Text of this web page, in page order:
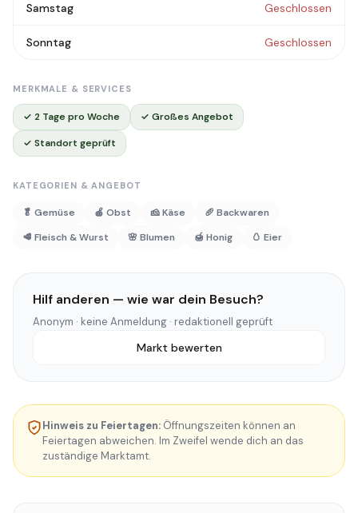
Samstag Geschlossen
Sonntag Geschlossen
MERKMALE & SERVICES
✓ 2 Tage pro Woche ✓ Großes Angebot
✓ Standort geprüft
KATEGORIEN & ANGEBOT
🥬 Gemüse 🍎 Obst 🧀 Käse
🥖 Backwaren
🥩 Fleisch & Wurst
🌸 Blumen 🍯 Honig 🥚 Eier
Hilf anderen — wie war dein Besuch?
Anonym · keine Anmeldung · redaktionell geprüft
Markt bewerten
Hinweis zu Feiertagen: Öffnungszeiten können an
Feiertagen abweichen. Im Zweifel wende dich an das
zuständige Marktamt.